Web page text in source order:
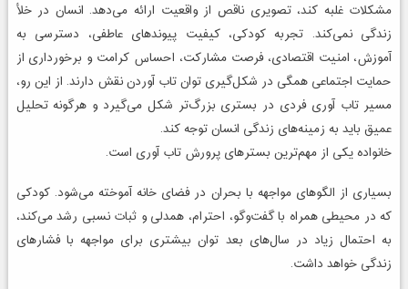
مشکلات غلبه کند، تصویری ناقص از واقعیت ارائه می‌دهد. انسان در خلأ
زندگی نمی‌کند. تجربه کودکی، کیفیت پیوندهای عاطفی، دسترسی به
آموزش، امنیت اقتصادی، فرصت مشارکت، احساس کرامت و برخورداری از
حمایت اجتماعی همگی در شکل‌گیری توان تاب آوردن نقش دارند. از این رو،
مسیر تاب آوری فردی در بستری بزرگ‌تر شکل می‌گیرد و هرگونه تحلیل
عمیق باید به زمینه‌های زندگی انسان توجه کند.
خانواده یکی از مهم‌ترین بسترهای پرورش تاب آوری است.
بسیاری از الگوهای مواجهه با بحران در فضای خانه آموخته می‌شود. کودکی
که در محیطی همراه با گفت‌وگو، احترام، همدلی و ثبات نسبی رشد می‌کند،
به احتمال زیاد در سال‌های بعد توان بیشتری برای مواجهه با فشارهای
زندگی خواهد داشت.